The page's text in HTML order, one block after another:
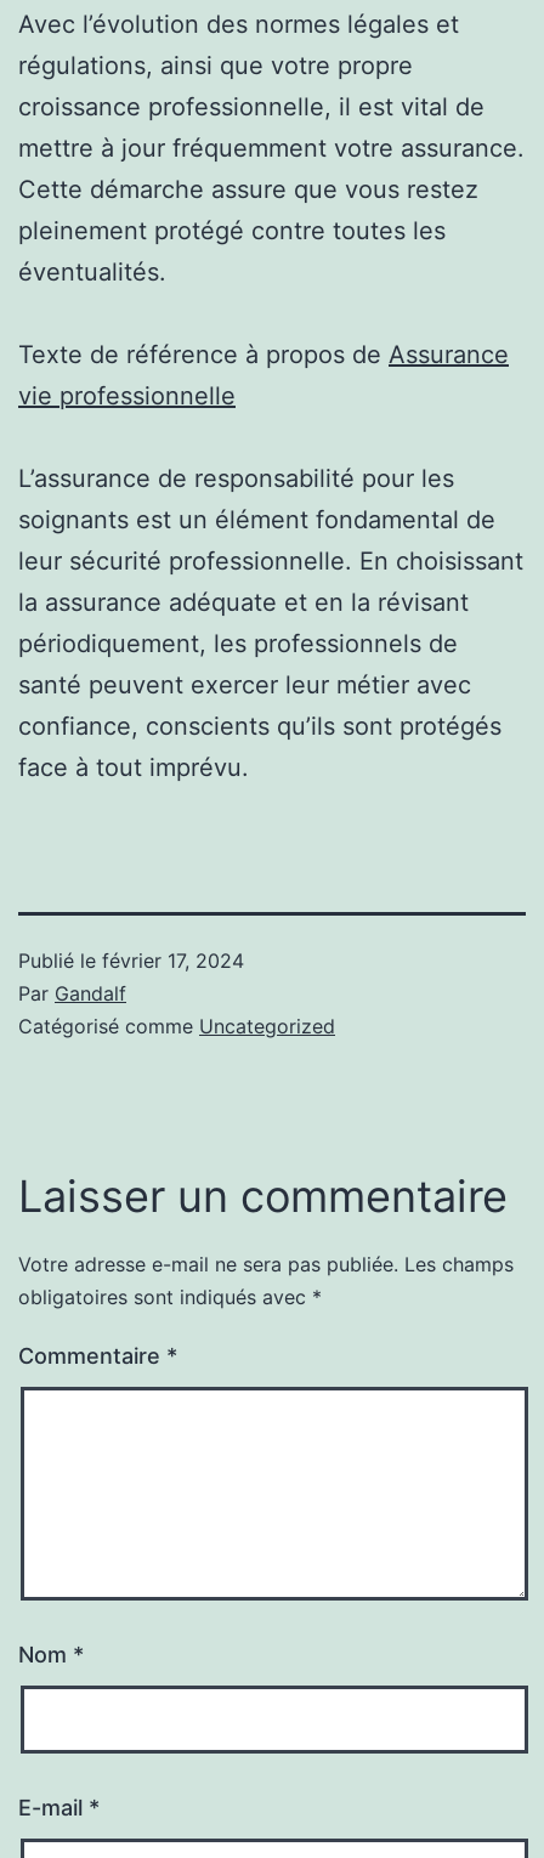
Avec l’évolution des normes légales et
régulations, ainsi que votre propre
croissance professionnelle, il est vital de
mettre à jour fréquemment votre assurance.
Cette démarche assure que vous restez
pleinement protégé contre toutes les
éventualités.
Texte de référence à propos de Assurance
vie professionnelle
L’assurance de responsabilité pour les
soignants est un élément fondamental de
leur sécurité professionnelle. En choisissant
la assurance adéquate et en la révisant
périodiquement, les professionnels de
santé peuvent exercer leur métier avec
confiance, conscients qu’ils sont protégés
face à tout imprévu.
Publié le février 17, 2024
Par Gandalf
Catégorisé comme Uncategorized
Laisser un commentaire
Votre adresse e-mail ne sera pas publiée. Les champs
obligatoires sont indiqués avec *
Commentaire *
Nom *
E-mail *